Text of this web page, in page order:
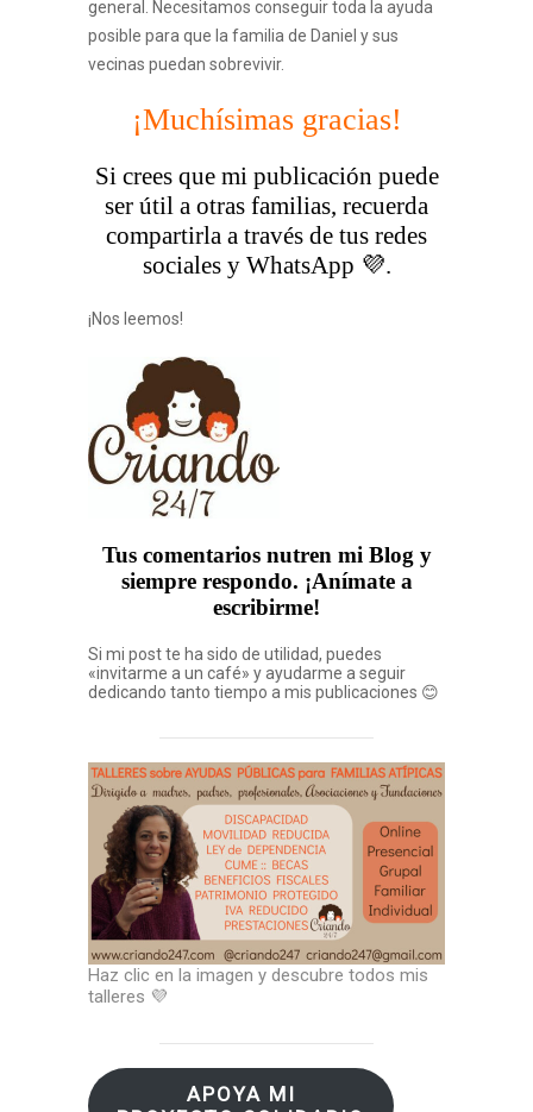
general. Necesitamos conseguir toda la ayuda
posible para que la familia de Daniel y sus
vecinas puedan sobrevivir.
¡Muchísimas gracias!
Si crees que mi publicación puede
ser útil a otras familias, recuerda
compartirla a través de tus redes
sociales y WhatsApp 💜.
¡Nos leemos!
Tus comentarios nutren mi Blog y
siempre respondo. ¡Anímate a
escribirme!
Si mi post te ha sido de utilidad, puedes
«invitarme a un café» y ayudarme a seguir
dedicando tanto tiempo a mis publicaciones 😊
Haz clic en la imagen y descubre todos mis
talleres 💜
APOYA MI